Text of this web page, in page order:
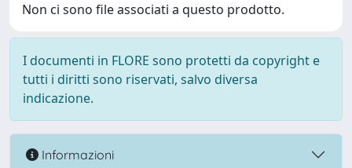
Non ci sono file associati a questo prodotto.
I documenti in FLORE sono protetti da copyright e
tutti i diritti sono riservati, salvo diversa
indicazione.
Informazioni